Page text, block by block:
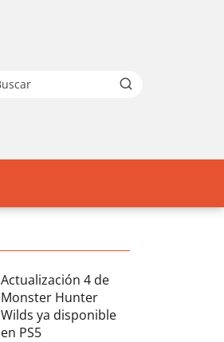
Actualización 4 de
Monster Hunter
Wilds ya disponible
en PS5